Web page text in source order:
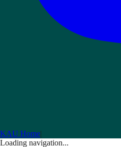
KAU Home|
Loading navigation...